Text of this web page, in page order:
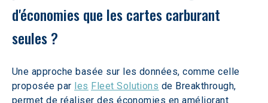
d'économies que les cartes carburant
seules ?
Une approche basée sur les données, comme celle
proposée par les Fleet Solutions de Breakthrough,
permet de réaliser des économies en améliorant